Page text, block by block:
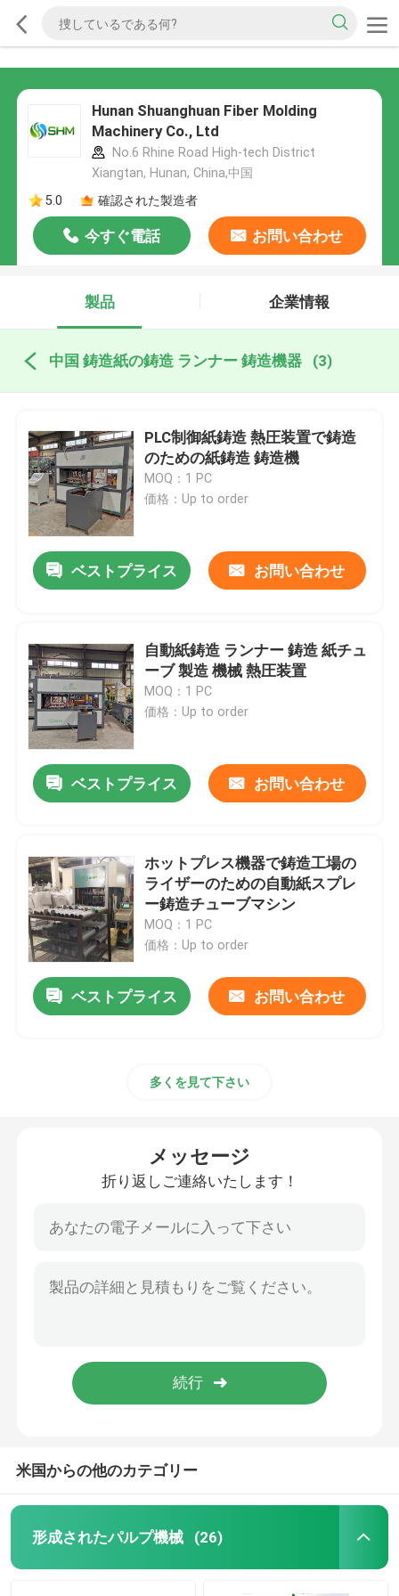
Hunan Shuanghuan Fiber Molding
Machinery Co., Ltd
No.6 Rhine Road High-tech District
Xiangtan, Hunan, China,中国
5.0
確認された製造者
今すぐ電話 お問い合わせ
製品 企業情報
中国 鋳造紙の鋳造 ランナー 鋳造機器 (3)
PLC制御紙鋳造 熱圧装置で鋳造
のための紙鋳造 鋳造機
MOQ：1 PC
価格：Up to order
ベストプライス お問い合わせ
自動紙鋳造 ランナー 鋳造 紙チュ
ーブ 製造 機械 熱圧装置
MOQ：1 PC
価格：Up to order
ベストプライス お問い合わせ
ホットプレス機器で鋳造工場の
ライザーのための自動紙スプレ
ー鋳造チューブマシン
MOQ：1 PC
価格：Up to order
ベストプライス お問い合わせ
多くを見て下さい
メッセージ
折り返しご連絡いたします！
米国からの他のカテゴリー
形成されたパルプ機械 (26)